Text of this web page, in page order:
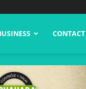
CONTACT